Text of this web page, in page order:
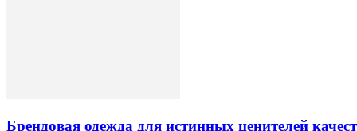
Брендовая одежда для истинных ценителей